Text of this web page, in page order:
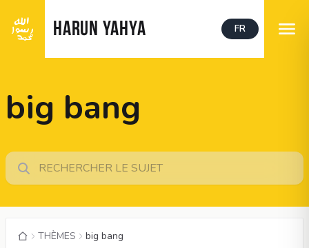
HARUN YAHYA FR
big bang
THÈMES big bang